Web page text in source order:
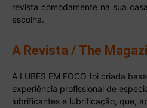
revista comodamente na sua
escolha.
A Revista / The
A LUBES EM FOCO foi criada
experiência profissional de
lubrificantes e lubrificação, que,